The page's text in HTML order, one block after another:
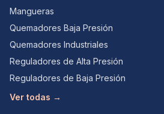
Mangueras
Quemadores Baja Presión
Quemadores Industriales
Reguladores de Alta Presión
Reguladores de Baja Presión
Ver todas →